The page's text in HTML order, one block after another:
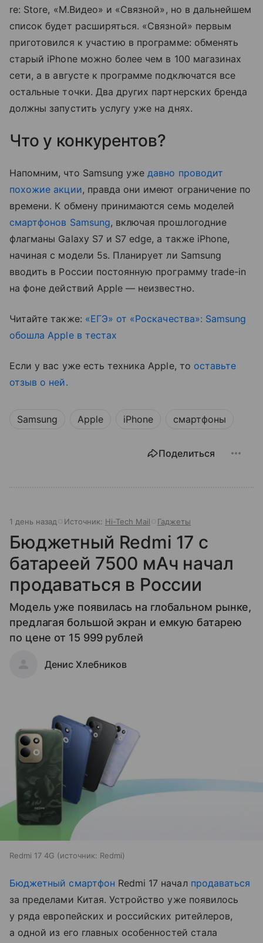
re: Store, «М.Видео» и «Связной», но в дальнейшем
список будет расширяться. «Связной» первым
приготовился к участию в программе: обменять
старый iPhone можно более чем в 100 магазинах
сети, а в августе к программе подключатся все
остальные точки. Два других партнерских бренда
должны запустить услугу уже на днях.
Что у конкурентов?
Напомним, что Samsung ужедавно проводит
похожие акции, правда они имеют ограничение по
времени. К обмену принимаются семь моделей
смартфонов Samsung, включая прошлогодние
флагманы Galaxy S7 и S7 edge, а также iPhone,
начиная с модели 5s. Планирует ли Samsung
вводить в России постоянную программу trade-in
на фоне действий Apple — неизвестно.
Читайте также: «ЕГЭ» от «Роскачества»: Samsung
обошла Apple в тестах
Если у вас уже есть техника Apple, то оставьте
отзыв о ней.
Samsung Apple iPhone смартфоны
Поделиться
1 день назад Источник: Hi-Tech Mail Гаджеты
Бюджетный Redmi 17 с
батареей 7500 мАч начал
продаваться в России
Модель уже появилась на глобальном рынке,
предлагая большой экран и емкую батарею
по цене от 15 999 рублей
Денис Хлебников
Redmi 17 4G источник: Redmi
Бюджетный смартфон Redmi 17 начал продаваться
за пределами Китая. Устройство уже появилось
у ряда европейских и российских ритейлеров,
а одной из его главных особенностей стала